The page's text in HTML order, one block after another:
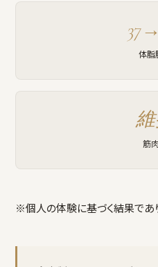
体脂
筋
※個人の体験に基づく結果であ